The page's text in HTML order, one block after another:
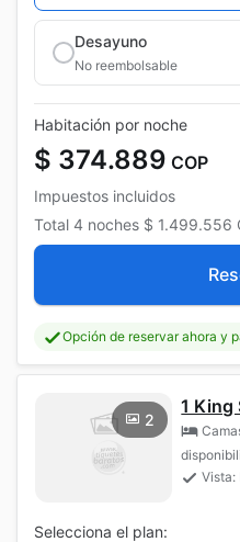
Desayuno
No reembolsable
Habitación por noche
$ 374.889 COP
Impuestos incluidos
Total 4 noches $ 1.499.556
Opción de reservar ahora y
2
1 King
Vista:
Selecciona el plan: